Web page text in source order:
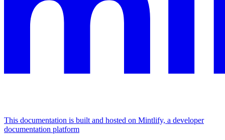
This documentation is built and hosted on Mintlify, a developer
documentation platform